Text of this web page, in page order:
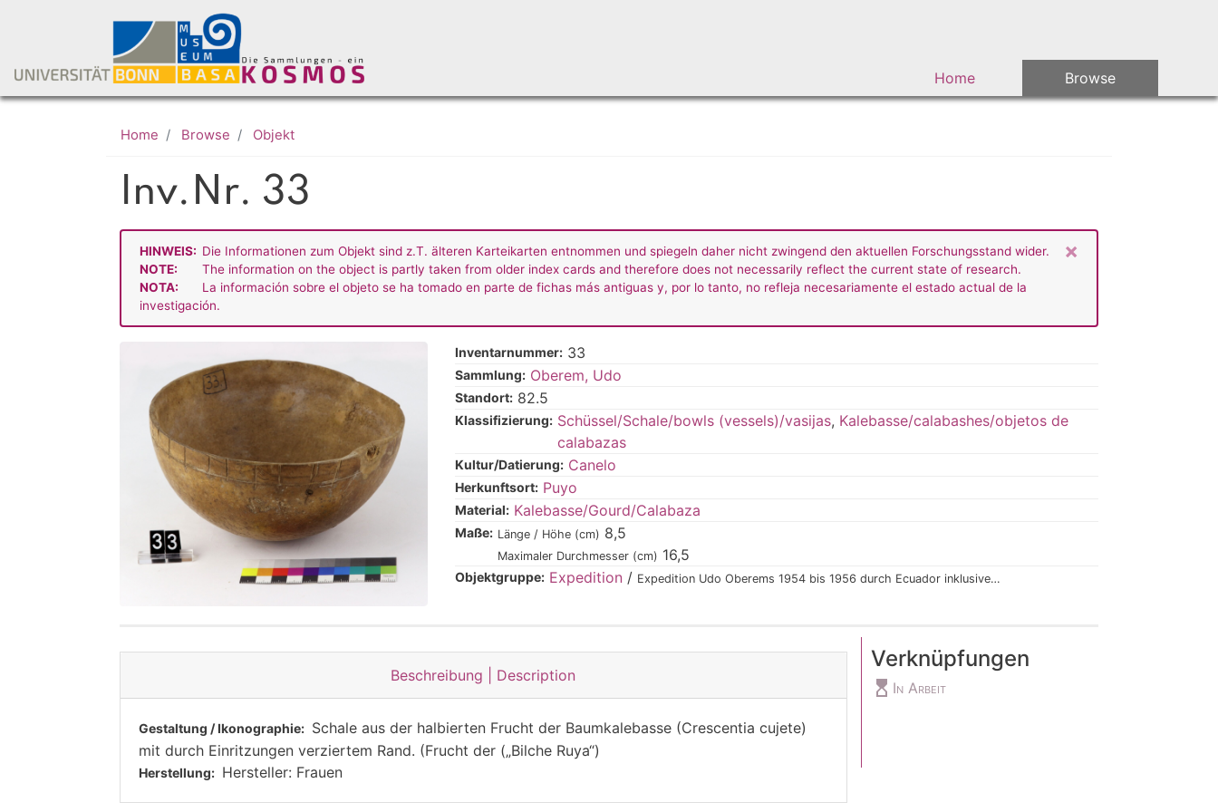
Main navigation
Home Browse
Home Browse Objekt
Inv.Nr. 33
×
HINWEIS: Die Informationen zum Objekt sind z.T. älteren Karteikarten entnommen und spiegeln daher nicht zwingend den aktuellen Forschungsstand wider.
NOTE:
The information on the object is partly taken from older index cards and therefore does not necessarily reflect the current state of research.
NOTA:
La información sobre el objeto se ha tomado en parte de fichas más antiguas y, por lo tanto, no refleja necesariamente el estado actual de la
investigación.
Inventarnummer: 33
Sammlung: Oberem, Udo
Standort: 82.5
Klassifizierung: Schüssel/Schale/bowls (vessels)/vasijas, Kalebasse/calabashes/objetos de
calabazas
Kultur/Datierung: Canelo
Herkunftsort: Puyo
Material: Kalebasse/Gourd/Calabaza
Maße: Länge / Höhe (cm) 8,5
Maximaler Durchmesser (cm) 16,5
Objektgruppe: Expedition / Expedition Udo Oberems 1954 bis 1956 durch Ecuador inklusive…
Beschreibung | Description
Gestaltung / Ikonographie: Schale aus der halbierten Frucht der Baumkalebasse (Crescentia cujete)
mit durch Einritzungen verziertem Rand. (Frucht der („Bilche Ruya“)
Herstellung: Hersteller: Frauen
Verknüpfungen
hourglass_top In Arbeit